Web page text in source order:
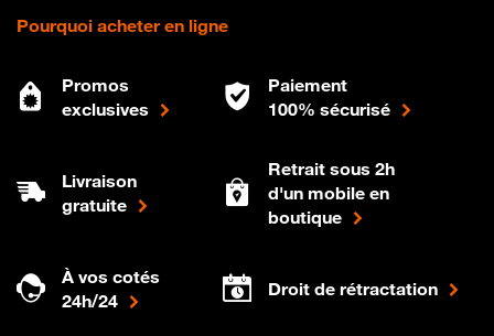
Pourquoi acheter en ligne
Promos
exclusives
Paiement
100% sécurisé
Livraison
gratuite
Retrait sous 2h
d'un mobile en
boutique
À vos cotés
24h/24
Droit de rétractation